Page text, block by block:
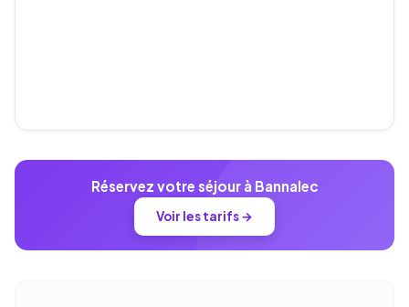
Réservez votre séjour à Bannalec
Voir les tarifs →